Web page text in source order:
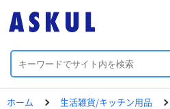
ホーム 生活雑貨/キッチン用品